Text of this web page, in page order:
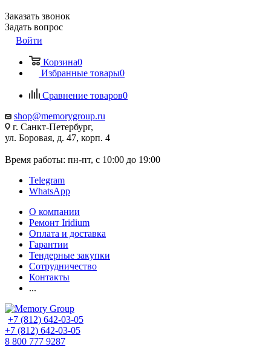
Заказать звонок
Задать вопрос
Войти
Корзина0
Избранные товары0
Сравнение товаров0
shop@memorygroup.ru
г. Санкт-Петербург,
ул. Боровая, д. 47, корп. 4
Время работы: пн-пт, с 10:00 до 19:00
Telegram
WhatsApp
О компании
Ремонт Iridium
Оплата и доставка
Гарантии
Тендерные закупки
Сотрудничество
Контакты
...
+7 (812) 642-03-05
+7 (812) 642-03-05
8 800 777 9287